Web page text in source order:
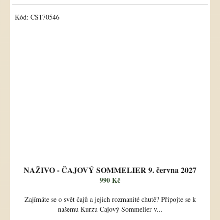
NAŽIVO - ČAJOVÝ SOMMELIER 9. června 2027
990 Kč
Zajímáte se o svět čajů a jejich rozmanité chutě? Připojte se k
našemu Kurzu Čajový Sommelier v...
Kód: CS170546